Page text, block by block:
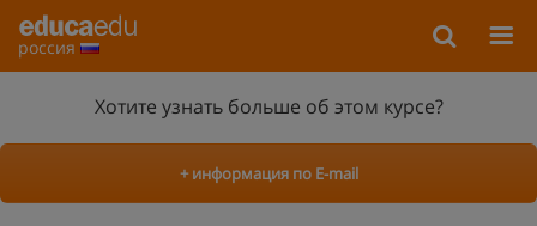
россия
Хотите узнать больше об этом курсе?
+ информация по E-mail